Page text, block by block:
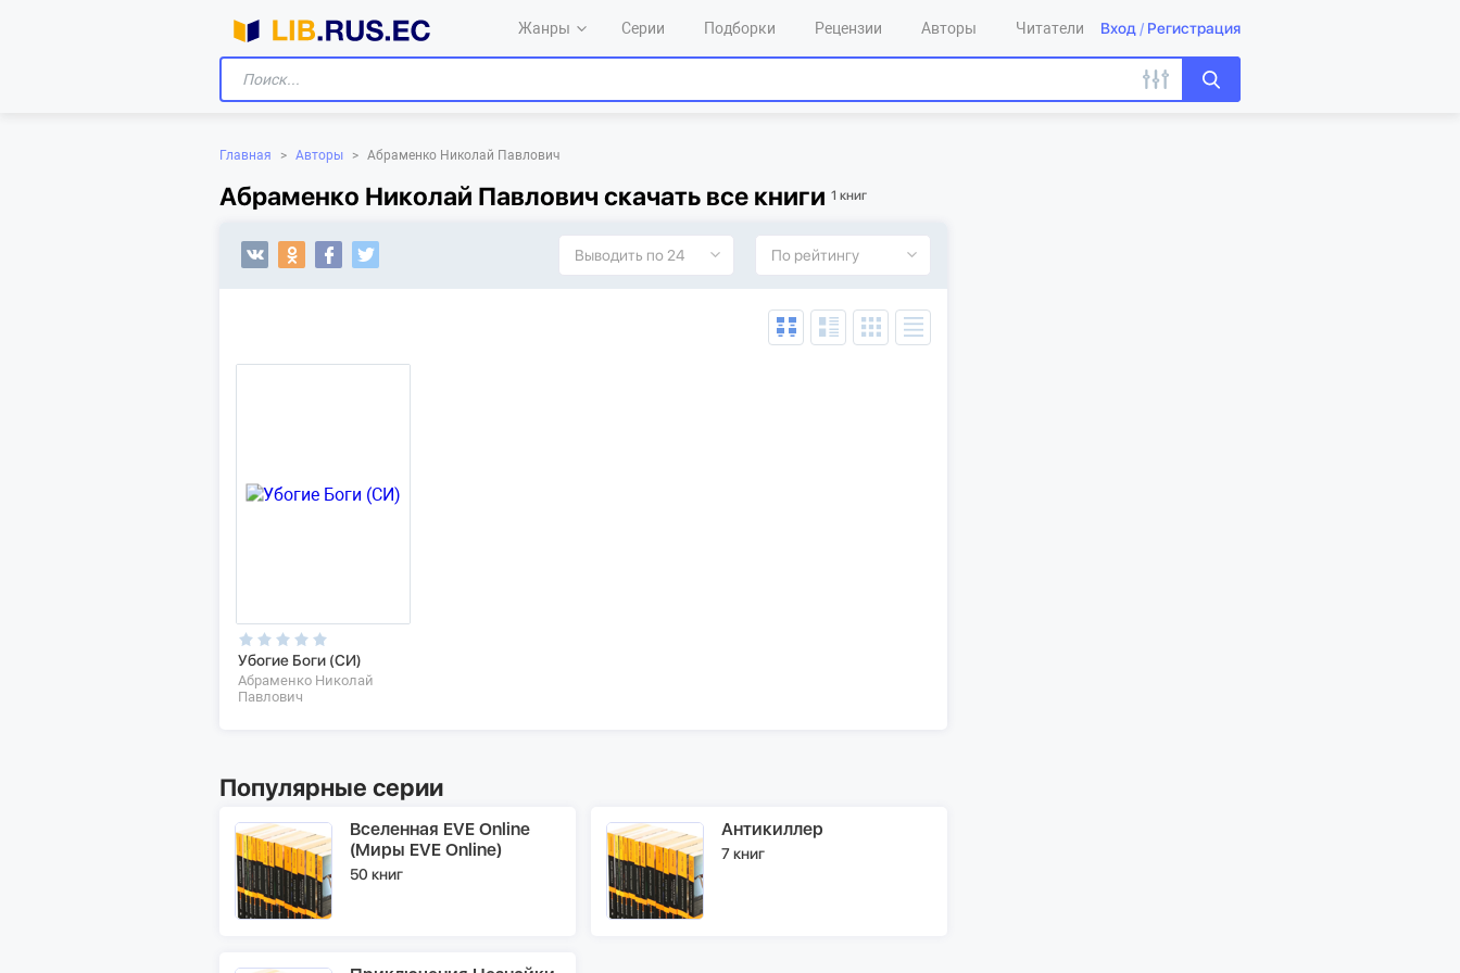
Жанры Серии Подборки Рецензии Авторы Читатели Вход / Регистрация
Главная > Авторы > Абраменко Николай Павлович
Абраменко Николай Павлович скачать все книги 1 книг
Выводить по 24 По рейтингу
Убогие Боги (СИ)
Абраменко Николай
Павлович
Популярные серии
Вселенная EVE Online
(Миры EVE Online)
50 книг
Антикиллер
7 книг